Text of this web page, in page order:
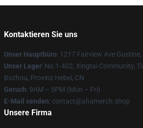
Kontaktieren Sie uns
Unser Hauptbüro: 1217 Fairview Ave
Unser Lager: No.1-402, Xingtai Community,
Bozhou, Provinz Hebei, CN
Geruch: 9AM – 5PM (Mon – Fri)
E-Mail senden: contact@ahamerch.shop
Unsere Firma